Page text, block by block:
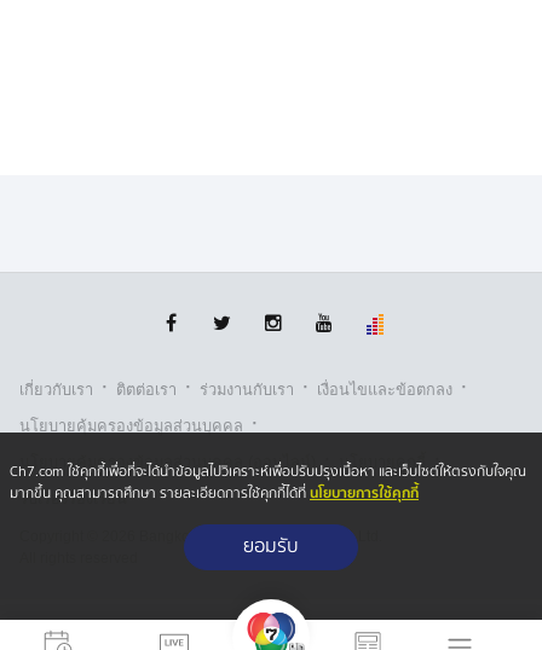
เกี่ยวกับเรา · ติตต่อเรา · ร่วมงานกับเรา · เงื่อนไขและข้อตกลง ·
นโยบายคุ้มครองข้อมูลส่วนบุคคล ·
นโยบายคุ้มครองข้อมูลส่วนบุคคล (ออนไลน์) · นโยบายคุกกี้ ·
รับเรื่องร้องเรียน
Copyright © 2026 Bangkok Broadcasting & T.V. Co.,Ltd.
Ch7.com ใช้คุกกี้เพื่อที่จะได้นำข้อมูลไปวิเคราะห์เพื่อปรับปรุงเนื้อหา และเว็บไซต์ให้ตรงกับใจคุณ
มากขึ้น คุณสามารถศึกษา รายละเอียดการใช้คุกกี้ได้ที่นโยบายการใช้คุกกี้
ยอมรับ